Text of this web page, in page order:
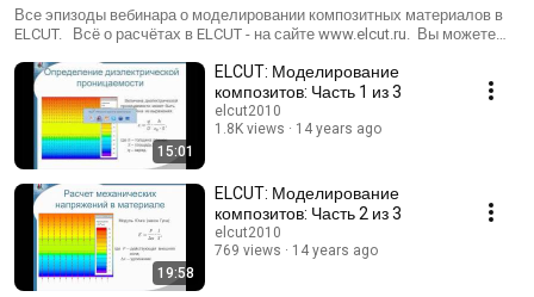
Все эпизоды вебинара о моделировании композитных материалов в
ELCUT. Всё о расчётах в ELCUT - на сайте www.elcut.ru. Вы можете
расчётов, задать вопросы или посмотреть методички и статьи.
15:01
ELCUT: Моделирование
композитов: Часть 1 из 3
elcut2010
1.8K views
14 years ago
19:58
ELCUT: Моделирование
композитов: Часть 2 из 3
elcut2010
769 views
14 years ago